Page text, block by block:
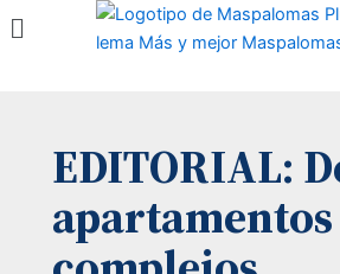
Menú
EDITORIAL: